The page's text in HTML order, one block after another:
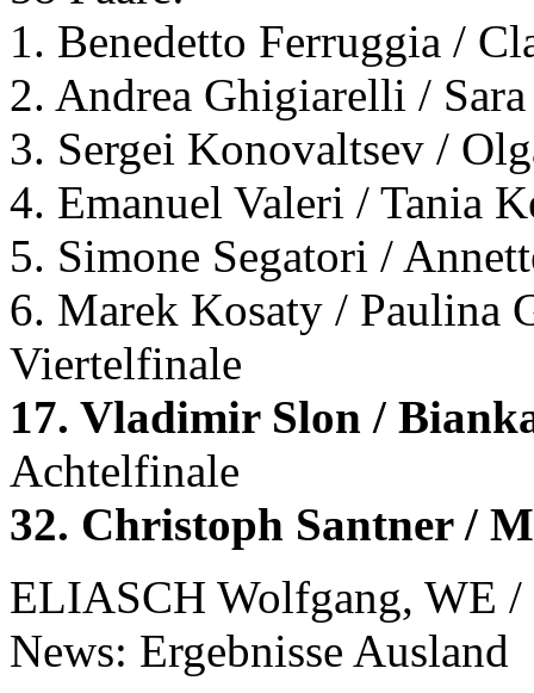
1. Benedetto Ferruggia /
2. Andrea Ghigiarelli /
3. Sergei Konovaltsev /
4. Emanuel Valeri / Tania
5. Simone Segatori /
6. Marek Kosaty / Paulina
Viertelfinale
17. Vladimir Slon /
Achtelfinale
32. Christoph Santner /
ELIASCH Wolfgang, WE /
News: Ergebnisse Ausland